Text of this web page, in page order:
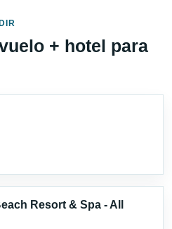
+ hotel para
Resort & Spa - All